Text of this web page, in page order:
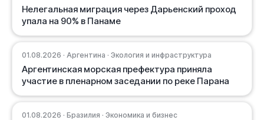
Нелегальная миграция через Дарьенский проход
упала на 90% в Панаме
01.08.2026 · Аргентина · Экология и инфраструктура
Аргентинская морская префектура приняла
участие в пленарном заседании по реке Парана
01.08.2026 · Бразилия · Экономика и бизнес